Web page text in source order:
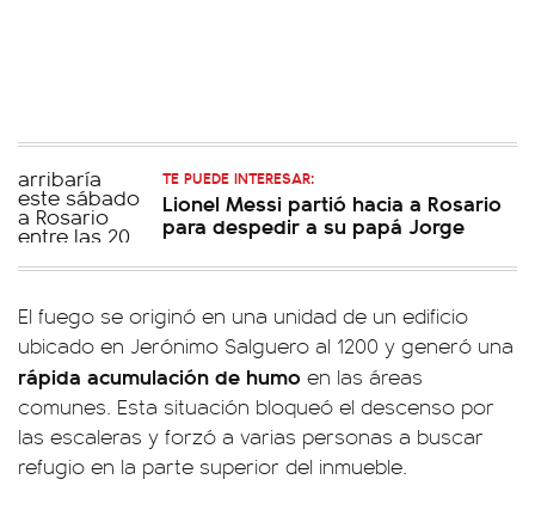
TE PUEDE INTERESAR:
Lionel Messi partió hacia a Rosario
para despedir a su papá Jorge
El fuego se originó en una unidad de un edificio
ubicado en Jerónimo Salguero al 1200 y generó una
rápida acumulación de humo en las áreas
comunes. Esta situación bloqueó el descenso por
las escaleras y forzó a varias personas a buscar
refugio en la parte superior del inmueble.